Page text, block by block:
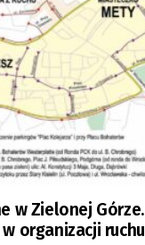
w Zielonej Górze.
organizacji ruchu